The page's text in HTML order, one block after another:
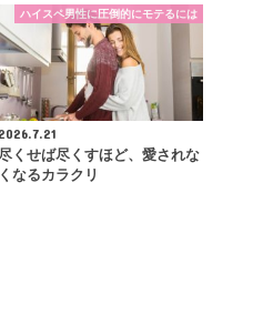
ハイスペ男性に圧倒的にモテるには
2026.7.21
くせば尽くすほど、愛されな
くなるカラクリ